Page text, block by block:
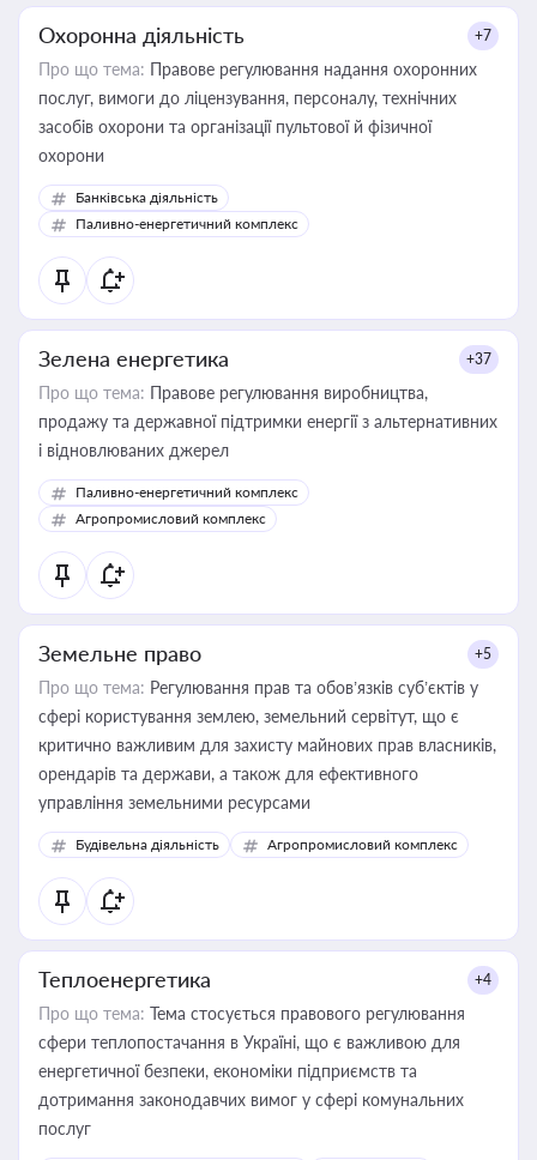
Охоронна діяльність +7
Про що тема: Правове регулювання надання охоронних
послуг, вимоги до ліцензування, персоналу, технічних
засобів охорони та організації пультової й фізичної
охорони
Банківська діяльність
Паливно-енергетичний комплекс
Зелена енергетика +37
Про що тема: Правове регулювання виробництва,
продажу та державної підтримки енергії з альтернативних
і відновлюваних джерел
Паливно-енергетичний комплекс
Агропромисловий комплекс
Земельне право +5
Про що тема: Регулювання прав та обов’язків суб’єктів у
сфері користування землею, земельний сервітут, що є
критично важливим для захисту майнових прав власників,
орендарів та держави, а також для ефективного
управління земельними ресурсами
Будівельна діяльність Агропромисловий комплекс
Теплоенергетика +4
Про що тема: Тема стосується правового регулювання
сфери теплопостачання в Україні, що є важливою для
енергетичної безпеки, економіки підприємств та
дотримання законодавчих вимог у сфері комунальних
послуг